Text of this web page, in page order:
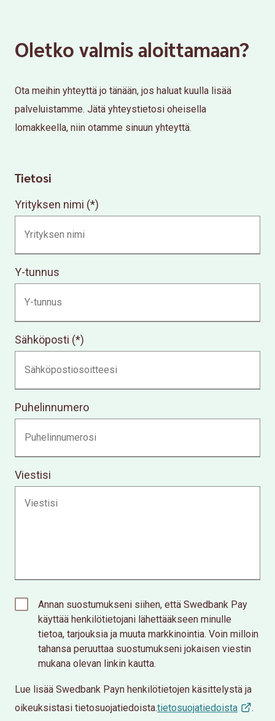
Oletko valmis aloittamaan?
Ota meihin yhteyttä jo tänään, jos haluat kuulla lisää
palveluistamme. Jätä yhteystietosi oheisella
lomakkeella, niin otamme sinuun yhteyttä.
Tietosi
Yrityksen nimi
Y-tunnus
Sähköposti
Puhelinnumero
Viestisi
Annan suostumukseni siihen, että Swedbank Pay
käyttää henkilötietojani lähettääkseen minulle
tietoa, tarjouksia ja muuta markkinointia. Voin milloin
tahansa peruuttaa suostumukseni jokaisen viestin
mukana olevan linkin kautta.
Lue lisää Swedbank Payn henkilötietojen käsittelystä ja
oikeuksistasi tietosuojatiedoista.tietosuojatiedoista .